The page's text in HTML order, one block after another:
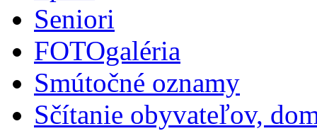
Seniori
FOTOgaléria
Smútočné oznamy
Sčítanie obyvateľov,